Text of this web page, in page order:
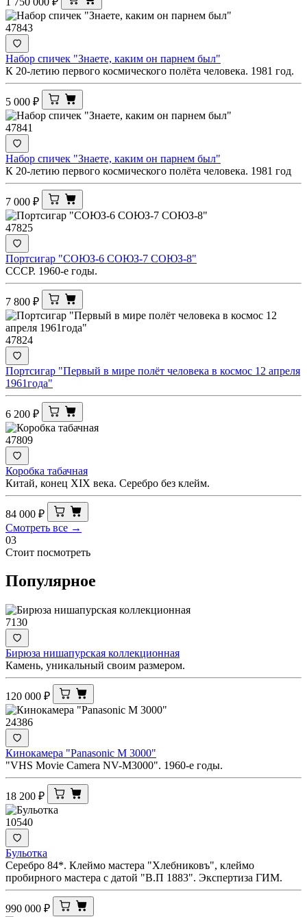
47843
Набор спичек "Знаете, каким он парнем был"
К 20-летию первого космического полёта человека. 1981 год.
5 000 ₽
47841
Набор спичек "Знаете, каким он парнем был"
К 20-летию первого космического полёта человека. 1981 год
7 000 ₽
47825
Портсигар "СОЮЗ-6 СОЮЗ-7 СОЮЗ-8"
СССР. 1960-е годы.
7 800 ₽
47824
Портсигар "Первый в мире полёт человека в космос 12 апреля
1961года"
6 200 ₽
47809
Коробка табачная
Китай, конец XIX века. Серебро без клейм.
84 000 ₽
Смотреть все →
03
Стоит посмотреть
Популярное
7130
Бирюза нишапурская коллекционная
Камень, уникальный своим размером.
120 000 ₽
24386
Кинокамера "Panasonic M 3000"
"VHS Movie Camera NV-M3000". 1960-е годы.
18 200 ₽
10540
Бульотка
Серебро 84*. Клеймо мастера "Хлебниковъ", клеймо
пробирного мастера с датой "В.П 1883". Экспертиза ГИМ.
990 000 ₽